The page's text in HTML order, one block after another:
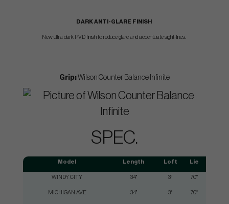
DARK ANTI-GLARE FINISH
New ultra dark PVD finish to reduce glare and accentuate sight-lines.
Grip: Wilson Counter Balance Infinite
SPEC.
Model Length Loft Lie
WINDY CITY 34" 3° 70°
MICHIGAN AVE 34" 3° 70°